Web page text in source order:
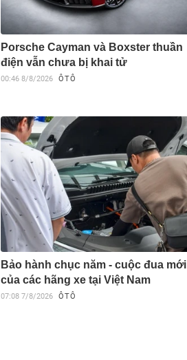
Porsche Cayman và Boxster thuần
điện vẫn chưa bị khai tử
00:46 8/8/2026 ÔTÔ
Bảo hành chục năm - cuộc đua mới
của các hãng xe tại Việt Nam
07:08 7/8/2026 ÔTÔ